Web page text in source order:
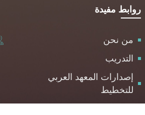
روابط مفيدة
من نحن
التدريب
إصدارات المعهد العربي
للتخطيط